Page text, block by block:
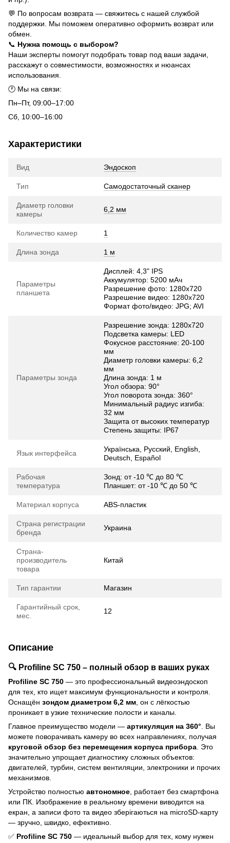
💬 По вопросам возврата — свяжитесь с нашей службой
поддержки. Мы поможем оперативно оформить возврат или
обмен.
📞 Нужна помощь с выбором?
Наши эксперты помогут подобрать товар под ваши задачи,
расскажут о совместимости, возможностях и нюансах
использования.
🕐 Мы на связи:
Пн–Пт, 09:00–17:00
Сб, 10:00–16:00
Характеристики
Вид Эндоскоп
Тип Самодостаточный сканер
Диаметр головки
камеры
6,2 мм
Количество камер 1
Длина зонда 1 м
Параметры
планшета
Дисплей: 4,3" IPS
Аккумулятор: 5200 мАч
Разрешение фото: 1280х720
Разрешение видео: 1280х720
Формат фото/видео: JPG; AVI
Параметры зонда
Разрешение зонда: 1280х720
Подсветка камеры: LED
Фокусное расстояние: 20-100
мм
Диаметр головки камеры: 6,2
мм
Длина зонда: 1 м
Угол обзора: 90°
Угол поворота зонда: 360°
Минимальный радиус изгиба:
32 мм
Защита от высоких температур
Степень защиты: IP67
Язык интерфейса
Українська, Русский, English,
Deutsch, Español
Рабочая
температура
Зонд: от -10 ℃ до 80 ℃
Планшет: от -10 ℃ до 50 ℃
Материал корпуса ABS-пластик
Страна регистрации
бренда
Украина
Страна-
производитель
товара
Китай
Тип гарантии Магазин
Гарантийный срок,
мес.
12
Описание
🔍 Profiline SC 750 – полный обзор в ваших руках
Profiline SC 750 — это профессиональный видеоэндоскоп
для тех, кто ищет максимум функциональности и контроля.
Оснащён зондом диаметром 6,2 мм , он с лёгкостью
проникает в узкие технические полости и каналы.
Главное преимущество модели — артикуляция на 360° . Вы
можете поворачивать камеру во всех направлениях, получая
круговой обзор без перемещения корпуса прибора . Это
значительно упрощает диагностику сложных объектов:
двигателей, турбин, систем вентиляции, электроники и прочих
механизмов.
Устройство полностью автономное , работает без смартфона
или ПК. Изображение в реальному времени виводится на
екран, а записи фото та видео зберігаються на microSD‑карту
— зручно, швидко, ефективно.
✅ Profiline SC 750 — идеальный выбор для тех, кому нужен